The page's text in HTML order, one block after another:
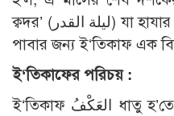
ক্বদর’ (ليلة القدر) যা হাযার মাস অপেক্ষা উত্তম। সেই রজনী
পাবার জন্য ই‘তিকাফ এক
ই‘তিকাফের পরিচয় :
ই‘তিকাফ العَكْفُ ধাতু হ’তে উৎপন্ন। যা বাবে ইফতি‘আল-